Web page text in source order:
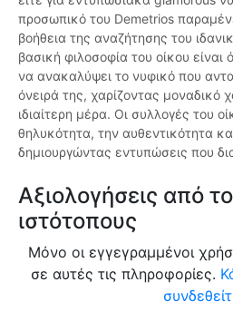
προσωπικό του Demetrios
βοήθεια της αναζήτησης του
βασική φιλοσοφία του οίκου είναι
να ανακαλύψει το νυφικό που
όνειρά της, χαρίζοντας μοναδικό
ιδιαίτερη μέρα. Οι συλλογές του
θηλυκότητα, την αυθεντικότητα
δημιουργώντας εντυπώσεις που
Αξιολογήσεις από
ιστότοπους
Μόνο οι εγγεγραμμένοι
σε αυτές τις πληροφορίες.